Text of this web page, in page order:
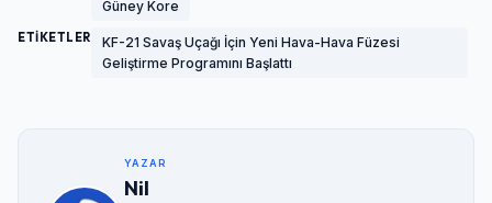
ETİKETLER
Güney Kore
KF-21 Savaş Uçağı İçin Yeni Hava-Hava Füzesi
Geliştirme Programını Başlattı
YAZAR
Nil